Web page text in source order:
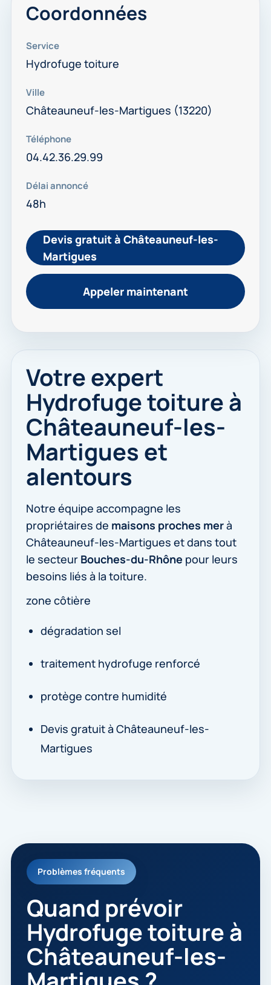
Coordonnées
Service
Hydrofuge toiture
Ville
Châteauneuf-les-Martigues (13220)
Téléphone
04.42.36.29.99
Délai annoncé
48h
Devis gratuit à Châteauneuf-les-
Martigues
Appeler maintenant
Votre expert
Hydrofuge toiture à
Châteauneuf-les-
Martigues et
alentours
Notre équipe accompagne les
propriétaires de maisons proches merà
Châteauneuf-les-Martigues et dans tout
le secteur Bouches-du-Rhône pour leurs
besoins liés à la toiture.
zone côtière
dégradation sel
traitement hydrofuge renforcé
protège contre humidité
Devis gratuit à Châteauneuf-les-
Martigues
Problèmes fréquents
Quand prévoir
Hydrofuge toiture à
Châteauneuf-les-